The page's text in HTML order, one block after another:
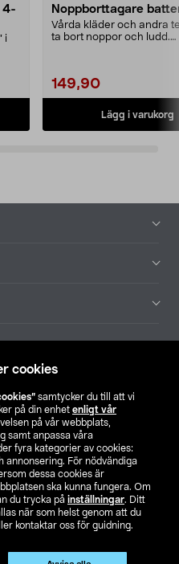
cookies
samtycker du till att vi
på din enhet enligt vår
på vår webbplats,
samt anpassa våra
fyra kategorier av cookies:
annonsering. För nödvändiga
dessa cookies är
ska kunna fungera. Om
du trycka på inställningar. Ditt
när som helst genom att du
kontaktar oss för guidning.
4-
i
Noppborttagare
Vårda kläder och andra
ta bort noppor och ludd.
149,90
Lägg i varukorg
butik
FI